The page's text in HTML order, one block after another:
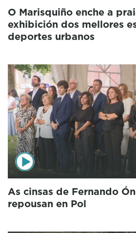
O Marisquiño enche a
exhibición dos mellores
deportes urbanos
As cinsas de Fernando
repousan en Pol